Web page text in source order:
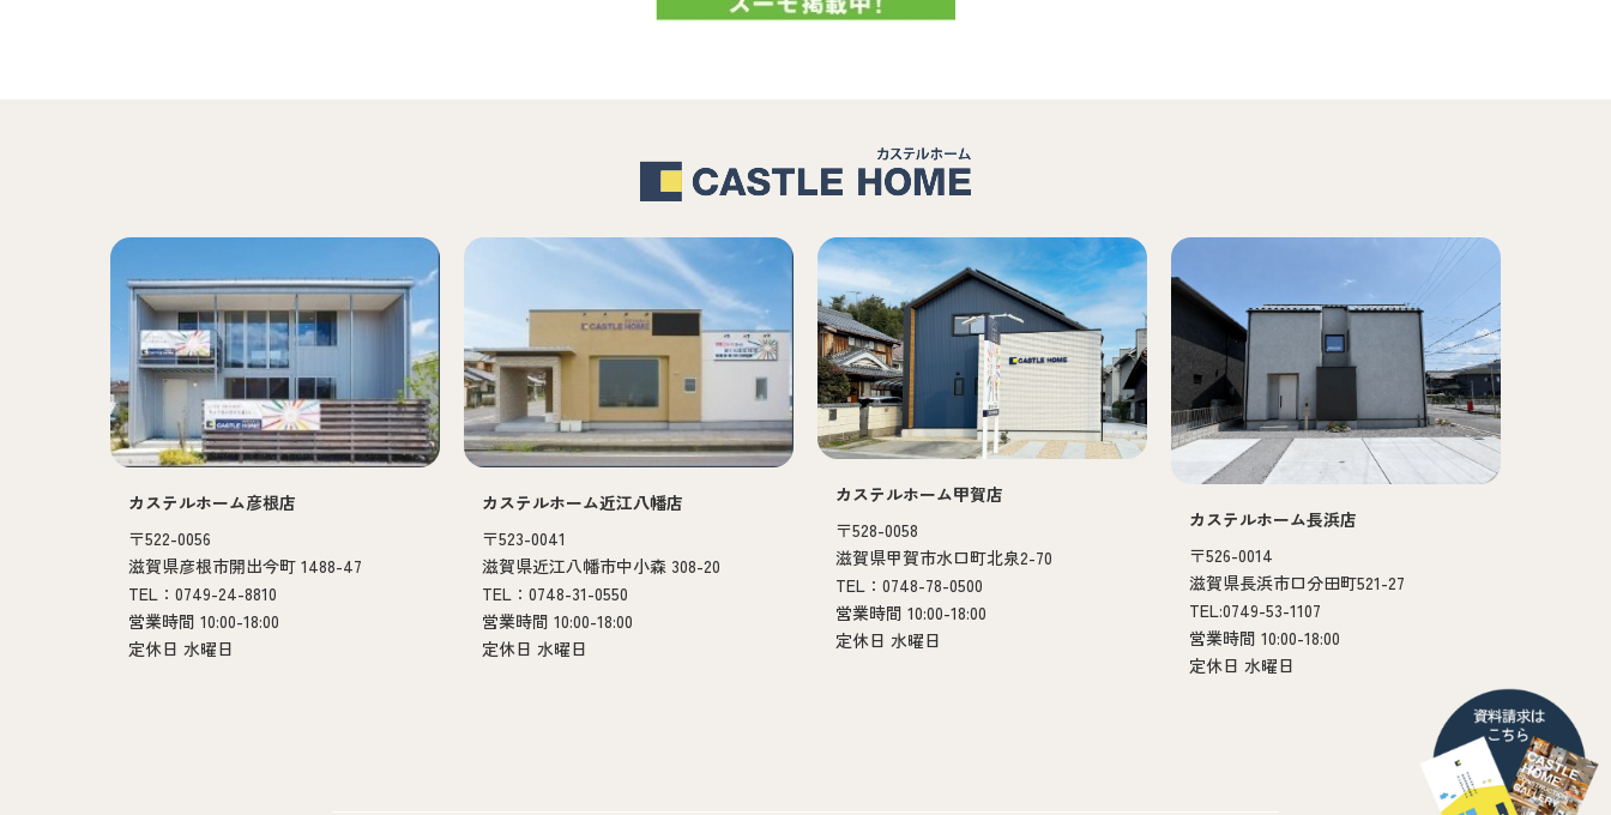
カステルホーム彦根店
〒522-0056
滋賀県彦根市開出今町 1488-47
TEL：0749-24-8810
営業時間 10:00-18:00
定休日 水曜日
カステルホーム近江八幡店
〒523-0041
滋賀県近江八幡市中小森 308-20
TEL：0748-31-0550
営業時間 10:00-18:00
定休日 水曜日
カステルホーム甲賀店
〒528-0058
滋賀県甲賀市水口町北泉2-70
TEL：0748-78-0500
営業時間 10:00-18:00
定休日 水曜日
カステルホーム長浜店
〒526-0014
滋賀県長浜市口分田町521-27
TEL:0749-53-1107
営業時間 10:00-18:00
定休日 水曜日